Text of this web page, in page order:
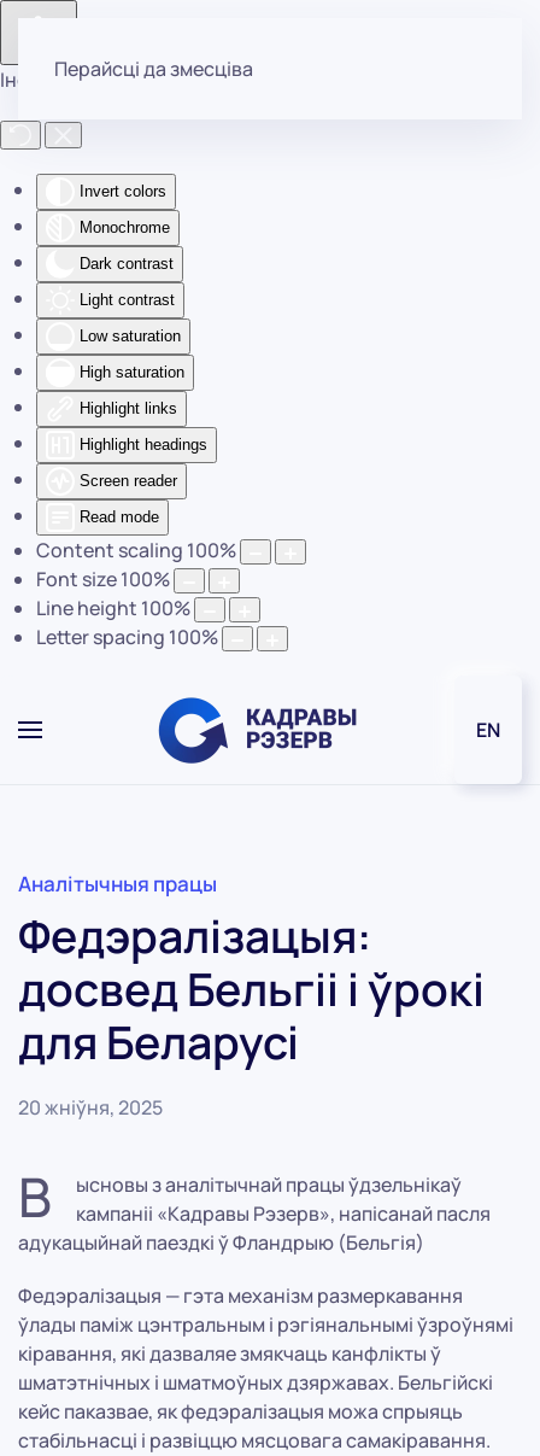
Інструменты даступнасці
Invert colors
Monochrome
Dark contrast
Light contrast
Low saturation
High saturation
Highlight links
Highlight headings
Screen reader
Read mode
Content scaling 100%
Font size100%
Line height 100%
Letter spacing 100%
Перайсці да змесціва
EN
Аналітычныя працы
Федэралізацыя:
досвед Бельгіі і ўрокі
для Беларусі
20 жніўня, 2025
В
ысновы з аналітычнай працы ўдзельнікаў
кампаніі «Кадравы Рэзерв», напісанай пасля
адукацыйнай паездкі ў Фландрыю (Бельгія)
Федэралізацыя — гэта механізм размеркавання
ўлады паміж цэнтральным і рэгіянальнымі ўзроўнямі
кіравання, які дазваляе змякчаць канфлікты ў
шматэтнічных і шматмоўных дзяржавах. Бельгійскі
кейс паказвае, як федэралізацыя можа спрыяць
стабільнасці і развіццю мясцовага самакіравання.